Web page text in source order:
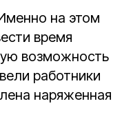
на этом
время
возможность
работники
наряженная